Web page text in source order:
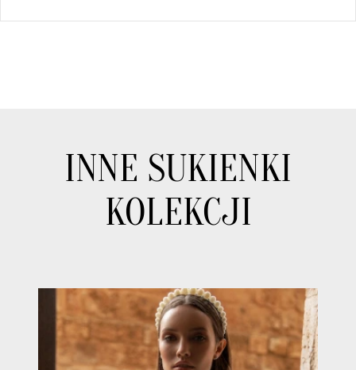
INNE SUKIENKI
KOLEKCJI